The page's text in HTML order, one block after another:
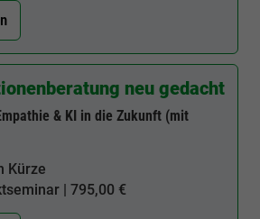
neu gedacht
& KI in die Zukunft (mit
Kürze
| 795,00 €